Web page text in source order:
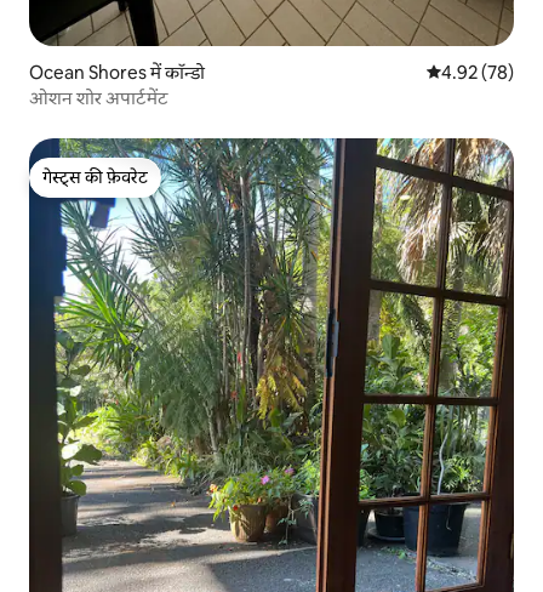
Ocean Shores में कॉन्डो औसत रेटिंग 5 में
4.92 (78)
ओशन शोर अपार्टमेंट
गेस्ट्स की फ़ेवरेट
गेस्ट्स की फ़ेवरेट